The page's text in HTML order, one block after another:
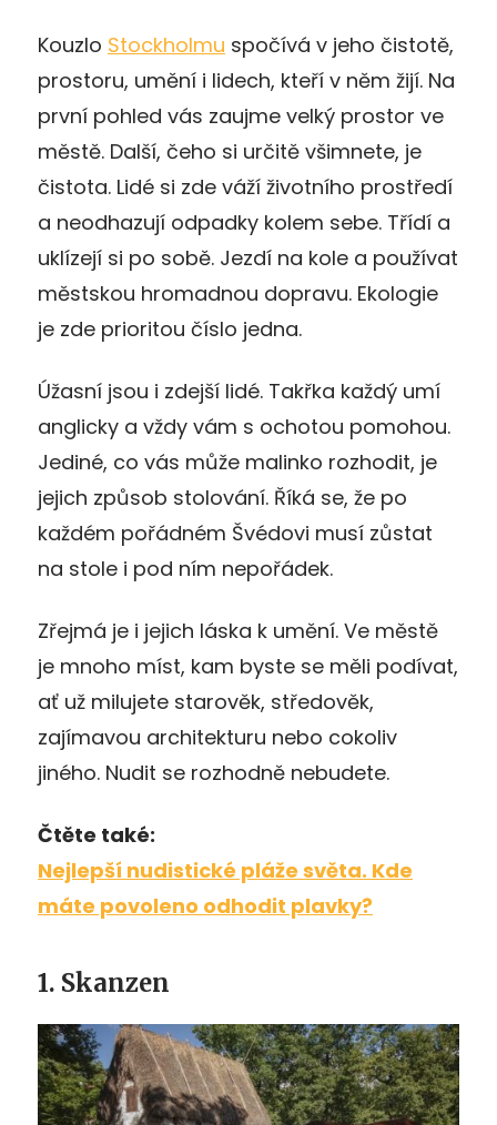
Kouzlo Stockholmu spočívá v jeho čistotě,
prostoru, umění i lidech, kteří v něm žijí. Na
první pohled vás zaujme velký prostor ve
městě. Další, čeho si určitě všimnete, je
čistota. Lidé si zde váží životního prostředí
a neodhazují odpadky kolem sebe. Třídí a
uklízejí si po sobě. Jezdí na kole a používat
městskou hromadnou dopravu. Ekologie
je zde prioritou číslo jedna.
Úžasní jsou i zdejší lidé. Takřka každý umí
anglicky a vždy vám s ochotou pomohou.
Jediné, co vás může malinko rozhodit, je
jejich způsob stolování. Říká se, že po
každém pořádném Švédovi musí zůstat
na stole i pod ním nepořádek.
Zřejmá je i jejich láska k umění. Ve městě
je mnoho míst, kam byste se měli podívat,
ať už milujete starověk, středověk,
zajímavou architekturu nebo cokoliv
jiného. Nudit se rozhodně nebudete.
Čtěte také:
Nejlepší nudistické pláže světa. Kde
máte povoleno odhodit plavky?
1. Skanzen